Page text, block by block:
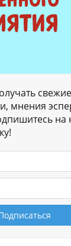
мнения
на